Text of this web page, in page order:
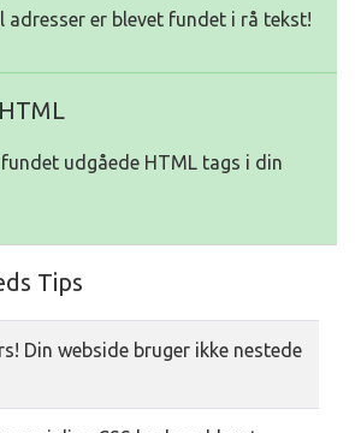
adresser er blevet fundet i rå tekst!
udgåede HTML tags i din
Tips
Din webside bruger ikke nestede